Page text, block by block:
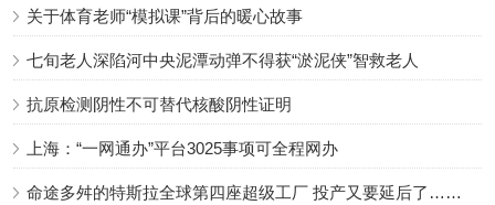
关于体育老师“模拟课”背后的暖心故事
七旬老人深陷河中央泥潭动弹不得获“淤泥侠”智救老人
抗原检测阴性不可替代核酸阴性证明
上海：“一网通办”平台3025事项可全程网办
命途多舛的特斯拉全球第四座超级工厂 投产又要延后了……